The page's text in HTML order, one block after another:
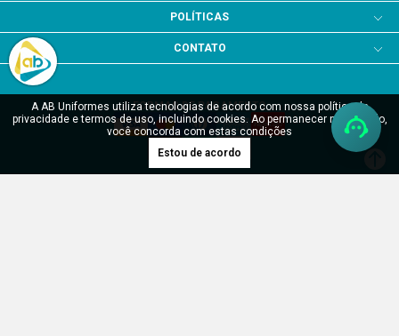
POLÍTICAS
CONTATO
FORMAS DE PAGAMENTO
A AB Uniformes utiliza tecnologias de acordo com nossa política de
privacidade e termos de uso, incluindo cookies. Ao permanecer navegando,
você concorda com estas condições
Estou de acordo